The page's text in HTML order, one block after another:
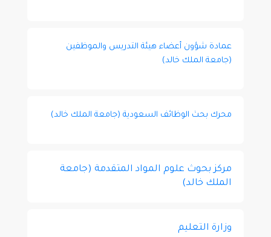
عمادة شؤون أعضاء هيئة التدريس والموظفين
(جامعة الملك خالد)
محرك بحث الوظائف السعودية (جامعة الملك خالد)
مركز بحوث علوم المواد المتقدمة (جامعة
الملك خالد)
وزارة التعليم